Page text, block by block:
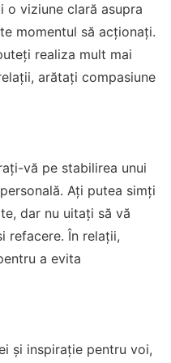
o viziune clară asupra
momentul să acționați.
realiza mult mai
arătați compasiune
vă pe stabilirea unui
Ați putea simți
dar nu uitați să vă
refacere. În relații,
a evita
și inspirație pentru voi,